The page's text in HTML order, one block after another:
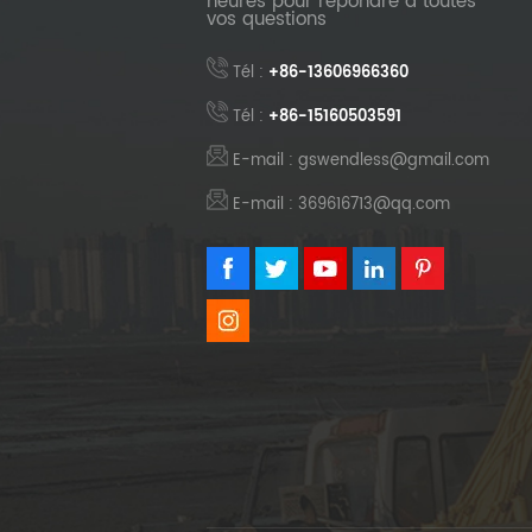
vos questions
Tél : +86-13606966360
Tél : +86-15160503591
E-mail : gswendless@gmail.com
E-mail : 369616713@qq.com